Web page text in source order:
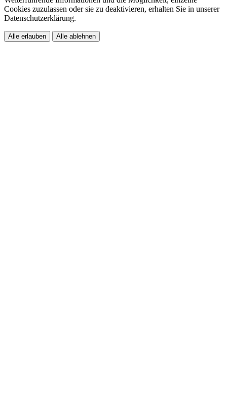
Cookies zuzulassen oder sie zu deaktivieren, erhalten Sie in unserer
Datenschutzerklärung.
Alle erlauben Alle ablehnen